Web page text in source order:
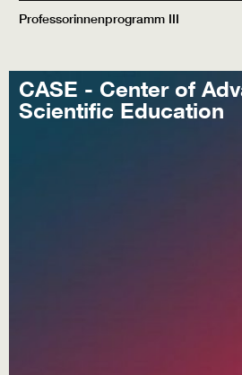
Professorinnenprogramm III
CASE - Center of
Scientific Education